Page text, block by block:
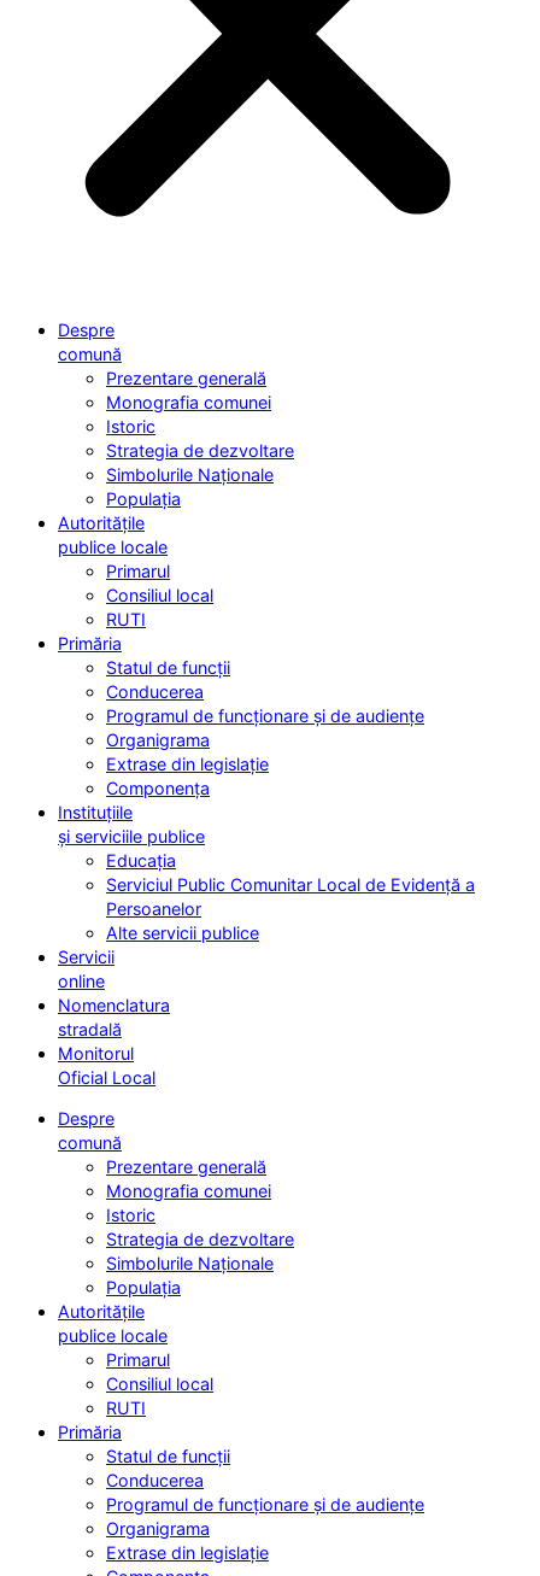
Despre
comună
Prezentare generală
Monografia comunei
Istoric
Strategia de dezvoltare
Simbolurile Naționale
Populația
Autoritățile
publice locale
Primarul
Consiliul local
RUTI
Primăria
Statul de funcții
Conducerea
Programul de funcționare și de audiențe
Organigrama
Extrase din legislație
Componența
Instituțiile
și serviciile publice
Educația
Serviciul Public Comunitar Local de Evidență a
Persoanelor
Alte servicii publice
Servicii
online
Nomenclatura
stradală
Monitorul
Oficial Local
Despre
comună
Prezentare generală
Monografia comunei
Istoric
Strategia de dezvoltare
Simbolurile Naționale
Populația
Autoritățile
publice locale
Primarul
Consiliul local
RUTI
Primăria
Statul de funcții
Conducerea
Programul de funcționare și de audiențe
Organigrama
Extrase din legislație